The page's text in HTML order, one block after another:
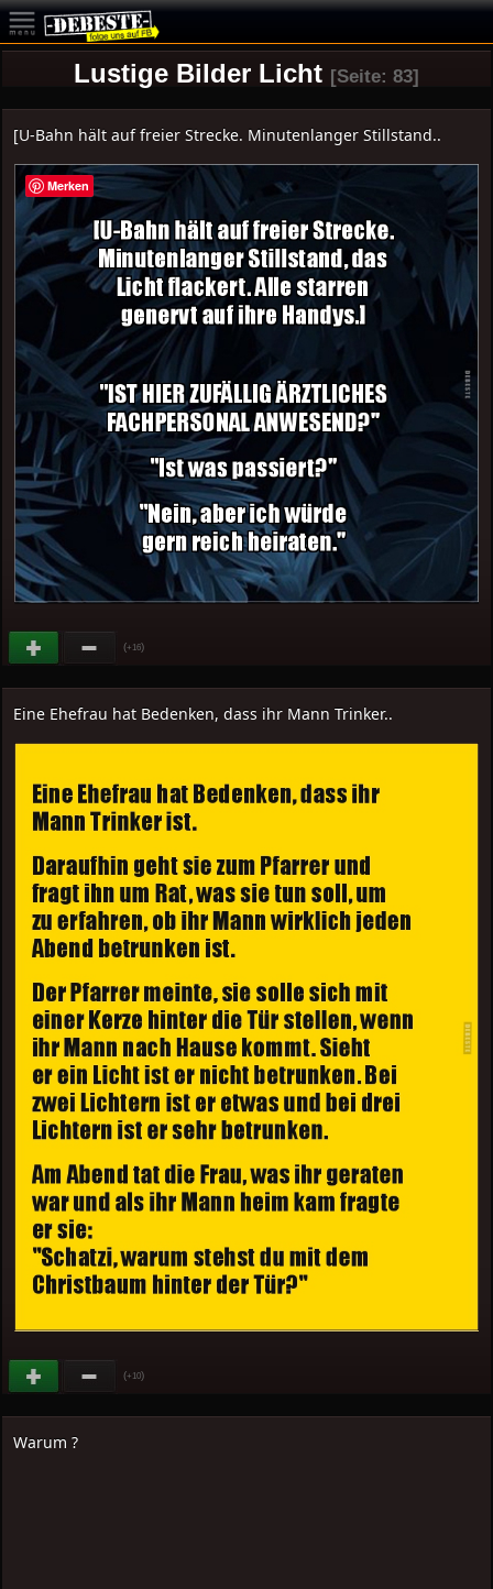
Lustige Bilder Licht [Seite: 83]
[U-Bahn hält auf freier Strecke. Minutenlanger Stillstand..
(+16)
Eine Ehefrau hat Bedenken, dass ihr Mann Trinker..
(+10)
Warum ?
Merken